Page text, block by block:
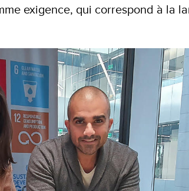
exigence, qui correspond à la